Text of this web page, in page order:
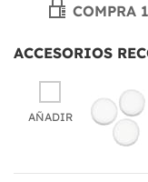
COMPRA
ACCESORIOS
AÑADIR